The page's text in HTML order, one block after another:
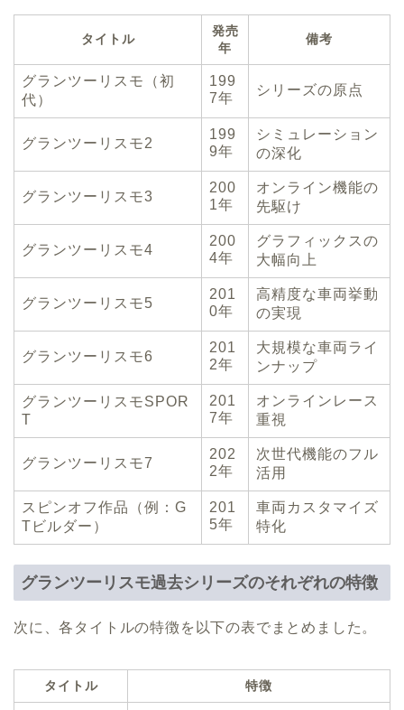
タイトル
発売
年
備考
グランツーリスモ（初
代）
199
7年
シリーズの原点
グランツーリスモ2
199
9年
シミュレーション
の深化
グランツーリスモ3
200
1年
オンライン機能の
先駆け
グランツーリスモ4
200
4年
グラフィックスの
大幅向上
グランツーリスモ5
201
0年
高精度な車両挙動
の実現
グランツーリスモ6
201
2年
大規模な車両ライ
ンナップ
グランツーリスモSPOR
T
201
7年
オンラインレース
重視
グランツーリスモ7
202
2年
次世代機能のフル
活用
スピンオフ作品（例：G
Tビルダー）
201
5年
車両カスタマイズ
特化
グランツーリスモ過去シリーズのそれぞれの特徴
次に、各タイトルの特徴を以下の表でまとめました。
タイトル 特徴